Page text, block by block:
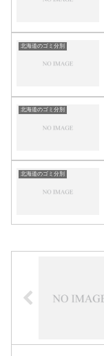
北海道のゴミ分別
北海道のゴミ分別
北海道のゴミ分別